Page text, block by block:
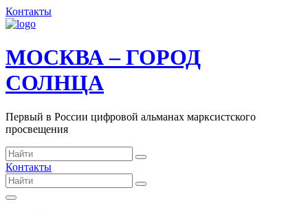
Контакты
МОСКВА – ГОРОД
СОЛНЦА
Первый в России цифровой альманах марксистского
просвещения
Контакты